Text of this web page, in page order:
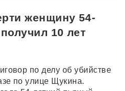
женщину 54-
10 лет
по делу об убийстве
по улице Щукина.